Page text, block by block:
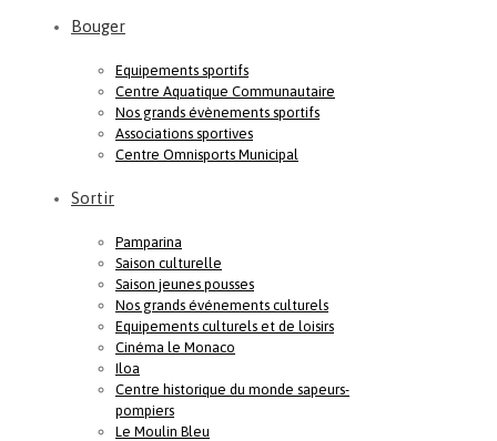
Bouger
Equipements sportifs
Centre Aquatique Communautaire
Nos grands évènements sportifs
Associations sportives
Centre Omnisports Municipal
Sortir
Pamparina
Saison culturelle
Saison jeunes pousses
Nos grands événements culturels
Equipements culturels et de loisirs
Cinéma le Monaco
Iloa
Centre historique du monde sapeurs-
pompiers
Le Moulin Bleu